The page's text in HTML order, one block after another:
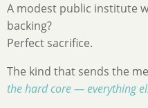
A modest public institute
backing?
Perfect sacrifice.
The kind that sends the
the hard core — everything